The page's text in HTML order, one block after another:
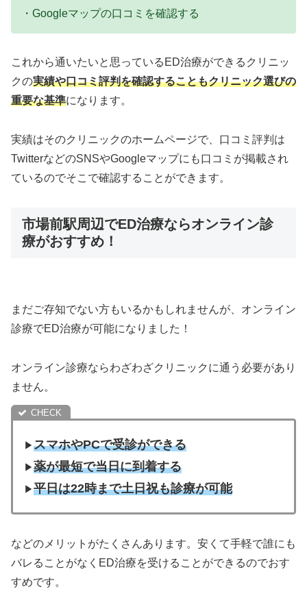
・Googleマップの口コミを確認する
これから通いたいと思っているED治療ができるクリニッ
クの実績や口コミ評判を確認することもクリニック選びの
重要な基準になります。
実績はそのクリニックのホームページで、口コミ評判は
TwitterなどのSNSやGoogleマップにも口コミが掲載され
ているのでそこで確認することができます。
市場前駅周辺でED治療ならオンライン診
療がおすすめ！
まだご存知でない方もいるかもしれませんが、オンライン
診療でED治療が可能になりました！
オンライン診療ならわざわざクリニックに通う必要があり
ません。
▶︎スマホやPCで受診ができる
▶︎薬が最短で当日に到着する
▶︎平日は22時まで土日祝も診療が可能
などのメリットがたくさんあります。安くて手軽で誰にも
バレることがなくED治療を受けることができるのでおす
すめです。